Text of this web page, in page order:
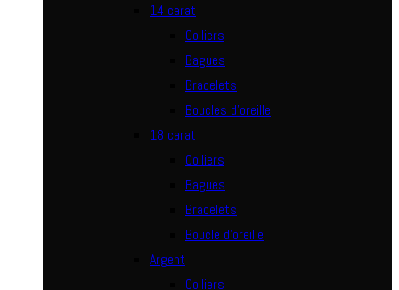
14 carat
Colliers
Bagues
Bracelets
Boucles d’oreille
18 carat
Colliers
Bagues
Bracelets
Boucle d’oreille
Argent
Colliers